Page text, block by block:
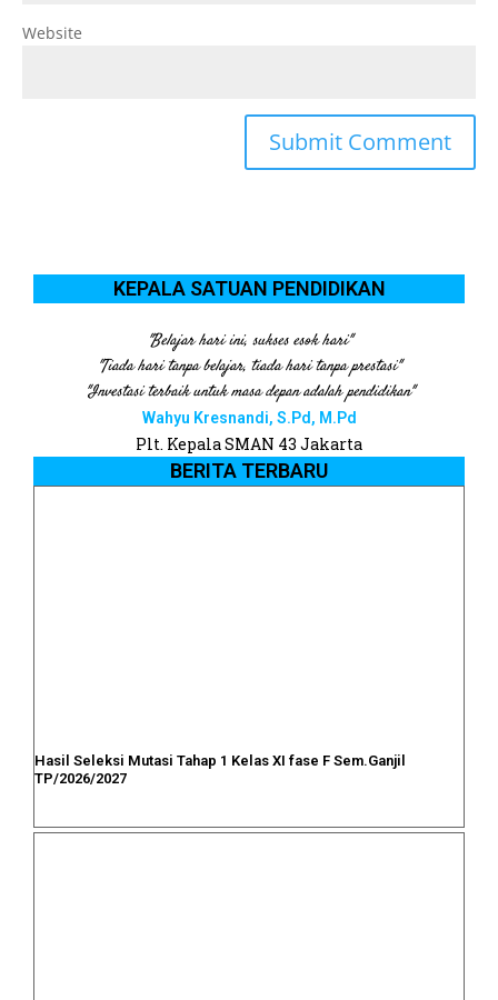
Website
KEPALA SATUAN PENDIDIKAN
"Belajar hari ini, sukses esok hari"
"Tiada hari tanpa belajar, tiada hari tanpa prestasi"
"Investasi terbaik untuk masa depan adalah pendidikan"
Wahyu Kresnandi, S.Pd, M.Pd
Plt. Kepala SMAN 43 Jakarta
BERITA TERBARU
Hasil Seleksi Mutasi Tahap 1 Kelas XI fase F Sem.Ganjil
TP/2026/2027